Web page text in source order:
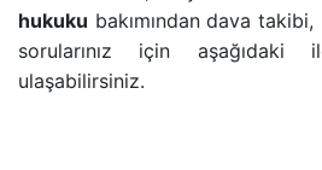
TAŞINMAZ ALMAK
YARGILANMANIN
hukuku bakımından dava takibi,
sorularınız için aşağıdaki
ulaşabilirsiniz.